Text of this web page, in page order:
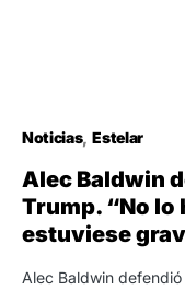
Noticias Estelar
Alec Baldwin
Trump. “No lo
estuviese
Alec Baldwin